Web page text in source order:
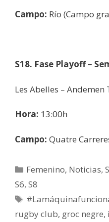
Campo: Río (Campo
S18. Fase Playoff –
Les Abelles – Andemen
Hora: 13:00h
Campo: Quatre
Femenino, Noticias,
S6, S8
rugby club, groc negre,